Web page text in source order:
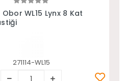
Yok
Obor WL15 Lynx 8 Kat
271114-WL15